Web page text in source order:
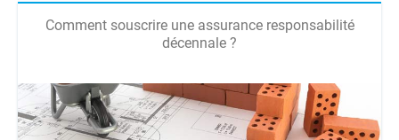
Comment souscrire une assurance responsabilité
décennale ?